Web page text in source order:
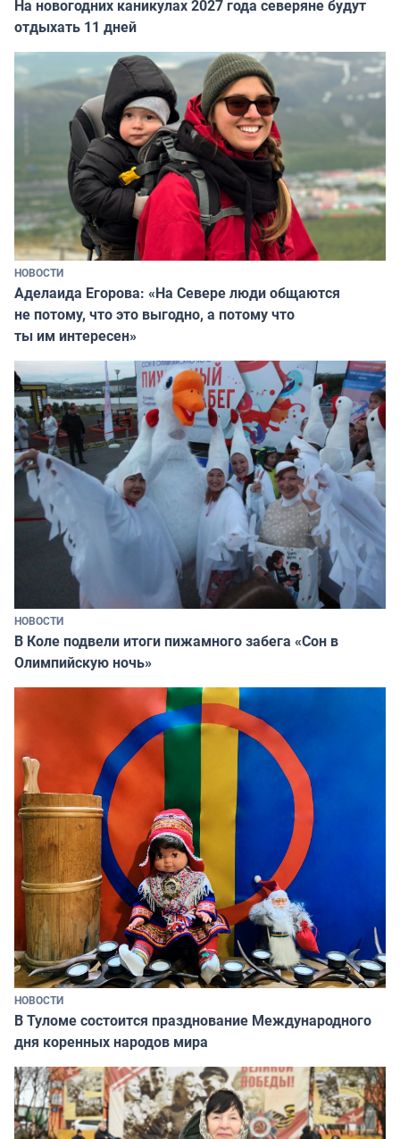
На новогодних каникулах 2027 года северяне будут
отдыхать 11 дней
НОВОСТИ
Аделаида Егорова: «На Севере люди общаются
не потому, что это выгодно, а потому что
ты им интересен»
НОВОСТИ
В Коле подвели итоги пижамного забега «Сон в
Олимпийскую ночь»
НОВОСТИ
В Туломе состоится празднование Международного
дня коренных народов мира